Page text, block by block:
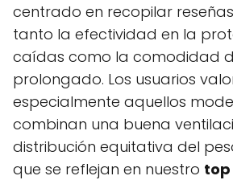
centrado en recopilar
tanto la efectividad en la
caídas como la comodidad
prolongado. Los usuarios
especialmente aquellos
combinan una buena
distribución equitativa del
que se reflejan en nuestro top